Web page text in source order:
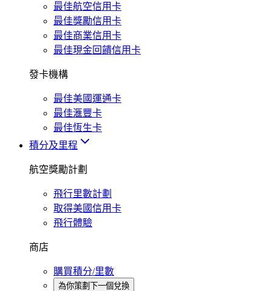
最佳航空信用卡
最佳獎勵信用卡
最佳商業信用卡
最佳現金回饋信用卡
發卡機構
最佳美國運通卡
最佳滙豐卡
最佳恆生卡
積分及里程
航空獎勵計劃
飛行里數計劃
取得美國信用卡
飛行體驗
商店
購買積分/里數
為你策劃下一個兌換